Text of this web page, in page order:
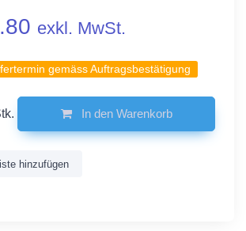
exkl. MwSt.
gemäss Auftragsbestätigung
In den Warenkorb
hinzufügen